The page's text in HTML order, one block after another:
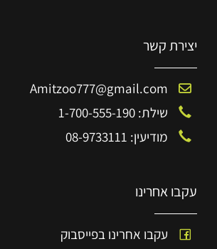
יצירת קשר
Amitzoo777@gmail.com
שילת: 1-700-555-190
מודיעין: 08-9733111
עקבו אחרינו
עקבו אחרינו בפייסבוק